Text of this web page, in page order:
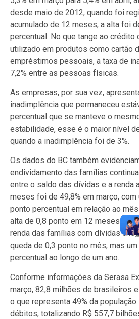
desde maio de 2012, quando foi
acumulado de 12 meses, a alta foi
percentual. No que tange ao
utilizado em produtos como cartão
empréstimos pessoais, a taxa de
7,2% entre as pessoas físicas.
As empresas, por sua vez,
inadimplência que permaneceu
percentual que se manteve o
estabilidade, esse é o maior nível
quando a inadimplência foi de 3%.
Os dados do BC também
endividamento das famílias
entre o saldo das dívidas e a renda
meses foi de 49,8% em março, com
ponto percentual em relação ao
alta de 0,8 ponto em 12 meses. O
renda das famílias com dívidas
queda de 0,3 ponto no mês, mas
percentual ao longo de um ano.
Conforme informações da Serasa
março, 82,8 milhões de brasileiros
o que representa 49% da
débitos, totalizando R$ 557,7